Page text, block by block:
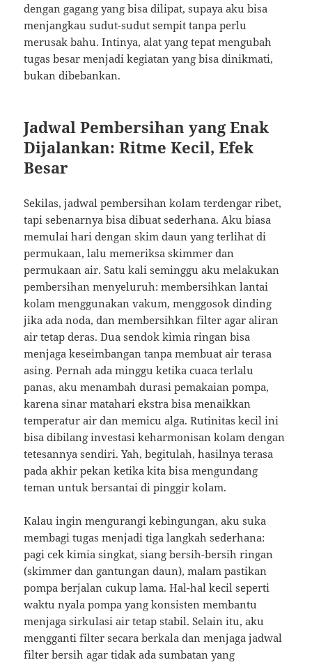
dengan gagang yang bisa dilipat, supaya aku bisa
menjangkau sudut-sudut sempit tanpa perlu
merusak bahu. Intinya, alat yang tepat mengubah
tugas besar menjadi kegiatan yang bisa dinikmati,
bukan dibebankan.
Jadwal Pembersihan yang Enak
Dijalankan: Ritme Kecil, Efek
Besar
Sekilas, jadwal pembersihan kolam terdengar ribet,
tapi sebenarnya bisa dibuat sederhana. Aku biasa
memulai hari dengan skim daun yang terlihat di
permukaan, lalu memeriksa skimmer dan
permukaan air. Satu kali seminggu aku melakukan
pembersihan menyeluruh: membersihkan lantai
kolam menggunakan vakum, menggosok dinding
jika ada noda, dan membersihkan filter agar aliran
air tetap deras. Dua sendok kimia ringan bisa
menjaga keseimbangan tanpa membuat air terasa
asing. Pernah ada minggu ketika cuaca terlalu
panas, aku menambah durasi pemakaian pompa,
karena sinar matahari ekstra bisa menaikkan
temperatur air dan memicu alga. Rutinitas kecil ini
bisa dibilang investasi keharmonisan kolam dengan
tetesannya sendiri. Yah, begitulah, hasilnya terasa
pada akhir pekan ketika kita bisa mengundang
teman untuk bersantai di pinggir kolam.
Kalau ingin mengurangi kebingungan, aku suka
membagi tugas menjadi tiga langkah sederhana:
pagi cek kimia singkat, siang bersih-bersih ringan
(skimmer dan gantungan daun), malam pastikan
pompa berjalan cukup lama. Hal-hal kecil seperti
waktu nyala pompa yang konsisten membantu
menjaga sirkulasi air tetap stabil. Selain itu, aku
mengganti filter secara berkala dan menjaga jadwal
filter bersih agar tidak ada sumbatan yang